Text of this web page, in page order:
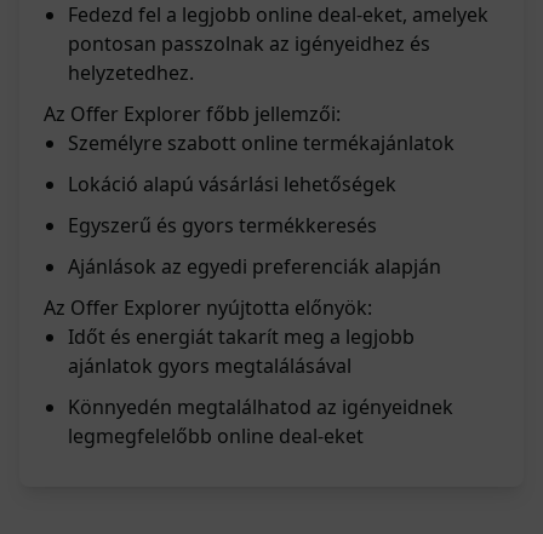
Fedezd fel a legjobb online deal-eket, amelyek
pontosan passzolnak az igényeidhez és
helyzetedhez.
Az Offer Explorer főbb jellemzői:
Személyre szabott online termékajánlatok
Lokáció alapú vásárlási lehetőségek
Egyszerű és gyors termékkeresés
Ajánlások az egyedi preferenciák alapján
Az Offer Explorer nyújtotta előnyök:
Időt és energiát takarít meg a legjobb
ajánlatok gyors megtalálásával
Könnyedén megtalálhatod az igényeidnek
legmegfelelőbb online deal-eket